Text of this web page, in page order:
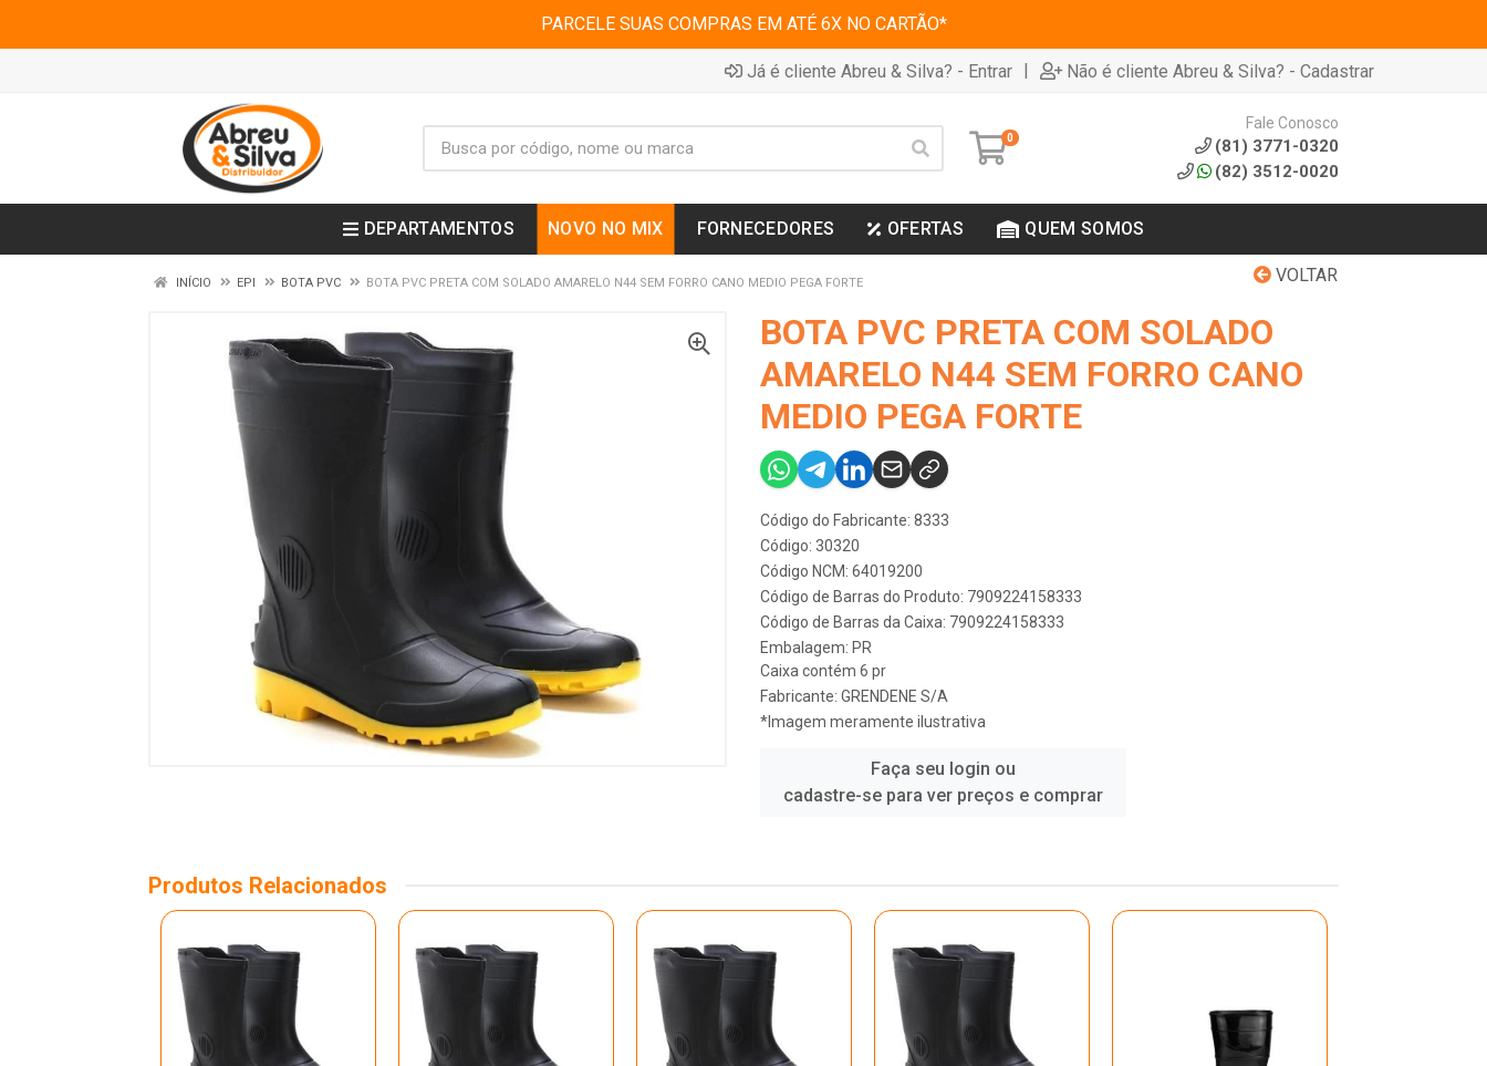
PARCELE SUAS COMPRAS EM ATÉ 6X NO CARTÃO*
Já é cliente Abreu & Silva? - Entrar | Não é cliente Abreu & Silva? - Cadastrar
0
Fale Conosco
(81) 3771-0320
(82) 3512-0020
DEPARTAMENTOS NOVO NO MIX FORNECEDORES OFERTAS QUEM SOMOS
VOLTAR
INÍCIO EPI BOTA PVC BOTA PVC PRETA COM SOLADO AMARELO N44 SEM FORRO CANO MEDIO PEGA FORTE
BOTA PVC PRETA COM SOLADO
AMARELO N44 SEM FORRO CANO
MEDIO PEGA FORTE
Código do Fabricante: 8333
Código: 30320
Código NCM: 64019200
Código de Barras do Produto: 7909224158333
Código de Barras da Caixa: 7909224158333
Embalagem: PR
Caixa contém 6 pr
Fabricante: GRENDENE S/A
*Imagem meramente ilustrativa
Faça seu login ou
cadastre-se para ver preços e comprar
Produtos Relacionados